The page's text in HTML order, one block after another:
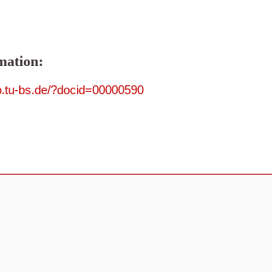
bs.de/?docid=00000590